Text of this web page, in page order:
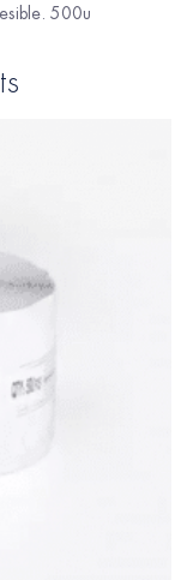
500u